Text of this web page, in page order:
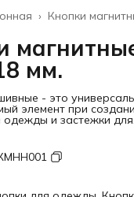
Кнопки
›
мм.
- это
элемент при
одежды и застежки для
детали изделий,
интерьера. Каждая
что позволяет
разной толщины.
из стали
износу. Магнитная